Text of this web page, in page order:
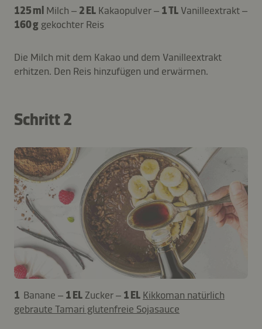
125 ml Milch – 2 EL Kakaopulver – 1 TL Vanilleextrakt –
160 g gekochter Reis
Die Milch mit dem Kakao und dem Vanilleextrakt
erhitzen. Den Reis hinzufügen und erwärmen.
Schritt 2
1 Banane – 1 EL Zucker – 1 EL Kikkoman natürlich
gebraute Tamari glutenfreie Sojasauce